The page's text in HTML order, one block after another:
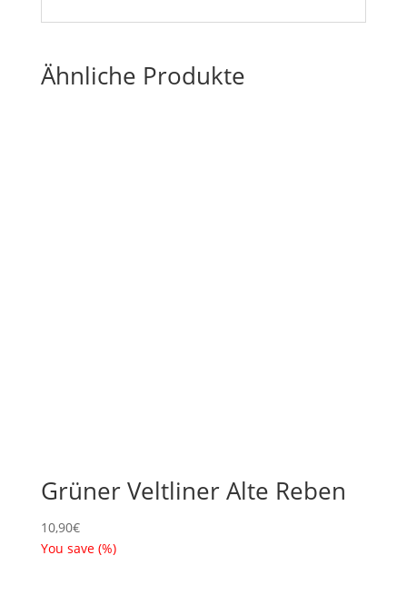
Ähnliche Produkte
Grüner Veltliner Alte Reben
10,90€
You save (%)